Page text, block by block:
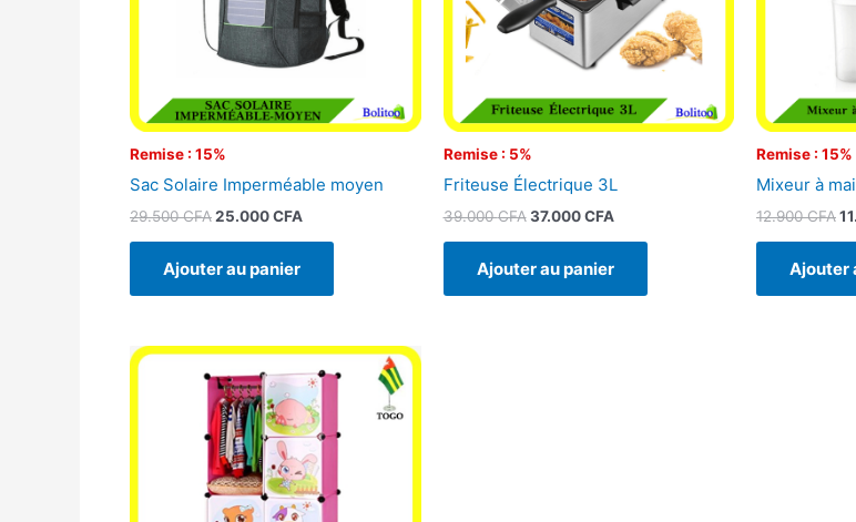
Remise : 15%
Sac Solaire Imperméable moyen
29.500CFA25.000CFA
Ajouter au panier
Remise : 5%
Friteuse Électrique 3L
39.000CFA 37.000CFA
Ajouter au panier
Remise : 15%
Mixeur à
12.900CFA
Ajouter